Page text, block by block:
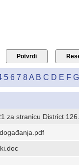
5 6 7 8 A B C D E F G
za stranicu District